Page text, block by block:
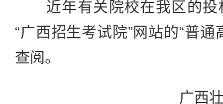
近年有关院校在我区的投
“广西招生考试院”网站的“普
查阅。
广西壮